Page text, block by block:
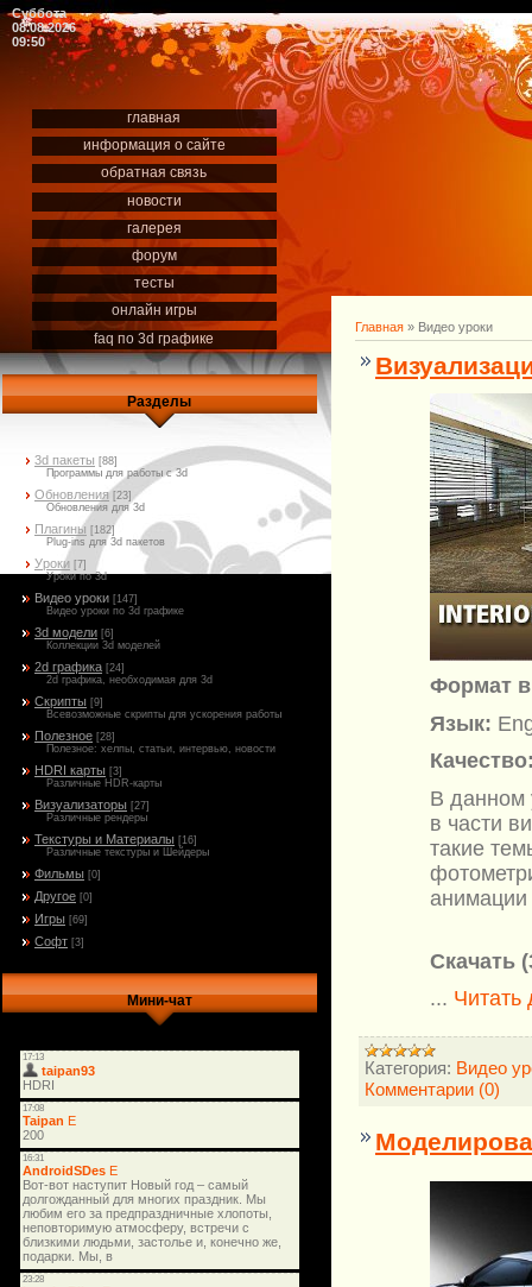
Суббота
08.08.2026
09:50
главная
информация о сайте
обратная связь
новости
галерея
форум
тесты
онлайн игры
faq по 3d графике
Разделы
3d пакеты [88]
Программы для работы с 3d
Обновления [23]
Обновления для 3d
Плагины [182]
Plug-ins для 3d пакетов
Уроки [7]
Уроки по 3d
Видео уроки [147]
Видео уроки по 3d графике
3d модели [6]
Коллекции 3d моделей
2d графика [24]
2d графика, необходимая для 3d
Скрипты [9]
Всевозможные скрипты для ускорения работы
Полезное [28]
Полезное: хелпы, статьи, интервью, новости
HDRI карты [3]
Различные HDR-карты
Визуализаторы [27]
Различные рендеры
Текстуры и Материалы [16]
Различные текстуры и Шейдеры
Фильмы [0]
Другое [0]
Игры [69]
Софт [3]
Мини-чат
Главная » Видео уроки
Формат
Язык:
В данном
в части
такие
анимации
Скачать (
... Читать
Категория: Видео
Комментарии (0)